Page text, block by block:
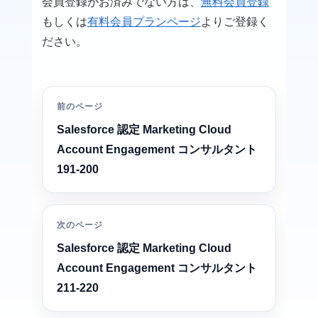
もしくは有料会員プランページよりご登録く
ださい。
前のページ
Salesforce 認定 Marketing Cloud
Account Engagement コンサルタント
191-200
次のページ
Salesforce 認定 Marketing Cloud
Account Engagement コンサルタント
211-220